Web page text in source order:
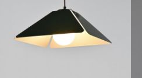
SUSPENSION MODERNISTE DE LA
RÉSIDENCE NOVA, LES ARCS, CIRCA
1975
HAUTEUR :
20 CM
LARGEUR :44 CM